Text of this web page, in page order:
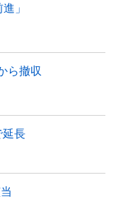
」
ら撤収
延長